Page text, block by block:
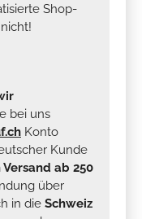
Shop-
bei uns
Konto
Kunde
ab 250
über
in die Schweiz